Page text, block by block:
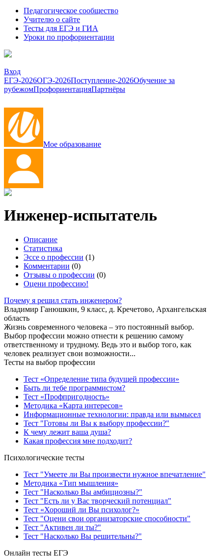
Педагогическое сообщество
Учителю о сайте
Тесты для ЕГЭ и ГИА
Уроки по профориентации
Вход
ЕГЭ-2026ОГЭ-2026Поступление-2026Обучение за
рубежомПрофориентацияПартнёры
Мое образование
Инженер-испытатель
Описание
Статистика
Эссе о профессии (1)
Комментарии (0)
Отзывы о профессии (0)
Оцени профессию!
Почему я решил стать инженером?
Владимир Ганюшкин, 9 класс, д. Кречетово, Архангельская
область
Жизнь современного человека – это постоянный выбор.
Выбор профессии можно отнести к решению самому
ответственному и трудному. Ведь это и выбор того, как
человек реализует свои возможности...
Тесты на выбор профессии
Тест «Определение типа будущей профессии»
Быть ли тебе программистом?
Тест «Профпригодность»
Методика «Карта интересов»
Информационные технологии: правда или вымысел
Тест "Готовы ли Вы к выбору профессии?"
К чему лежит ваша душа?
Какая профессия мне подходит?
Психологические тесты
Тест "Умеете ли Вы произвести нужное впечатление"
Методика «Тип мышления»
Тест "Насколько Вы амбициозны?"
Тест "Есть ли у Вас творческий потенциал"
Тест «Хороший ли Вы психолог?»
Тест "Оцени свои организаторские способности"
Тест "Активен ли ты?"
Тест "Насколько Вы решительны?"
Онлайн тесты ЕГЭ